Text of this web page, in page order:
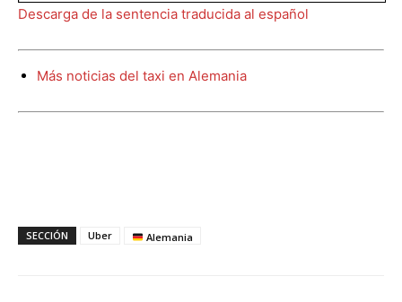
Descarga de la sentencia traducida al español
Más noticias del taxi en Alemania
SECCIÓN Uber Alemania